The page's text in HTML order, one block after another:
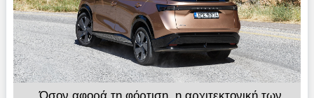
Όσον αφορά τη φόρτιση, η αρχιτεκτονική των